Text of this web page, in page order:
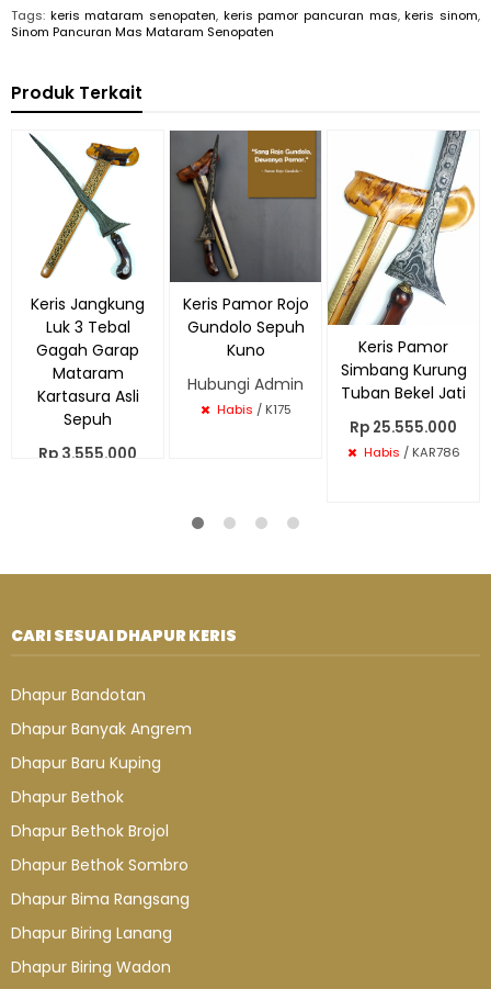
Tags: keris mataram senopaten, keris pamor pancuran mas,keris sinom,
Sinom Pancuran Mas Mataram Senopaten
Produk Terkait
Keris Jangkung
Luk 3 Tebal
Gagah Garap
Mataram
Kartasura Asli
Sepuh
Rp 3.555.000
Keris Pamor Rojo
Gundolo Sepuh
Kuno
Hubungi Admin
Habis / K175
Keris Pamor
Simbang Kurung
Tuban Bekel Jati
Rp 25.555.000
Habis / KAR786
CARI SESUAI DHAPUR KERIS
Dhapur Bandotan
Dhapur Banyak Angrem
Dhapur Baru Kuping
Dhapur Bethok
Dhapur Bethok Brojol
Dhapur Bethok Sombro
Dhapur Bima Rangsang
Dhapur Biring Lanang
Dhapur Biring Wadon